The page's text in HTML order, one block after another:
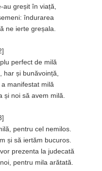
au greșit în viață,
îndurarea
ne ierte greșala.
perfect de milă
har și bunăvoință,
manifestat milă
și noi să avem milă.
pentru cel nemilos.
și să iertăm bucuros.
prezenta la judecată
pentru mila arătată.